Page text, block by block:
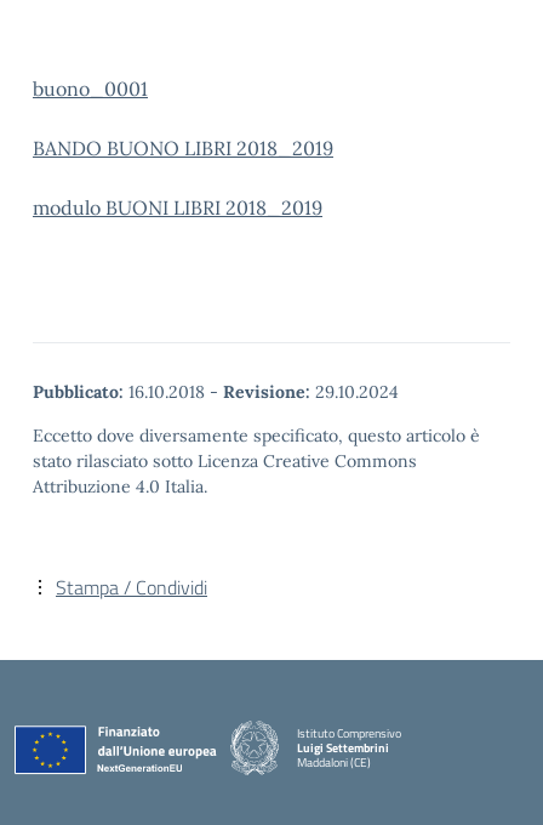
buono_0001
BANDO BUONO LIBRI 2018_2019
modulo BUONI LIBRI 2018_2019
Pubblicato: 16.10.2018 - Revisione: 29.10.2024
Eccetto dove diversamente specificato, questo articolo è
stato rilasciato sotto Licenza Creative Commons
Attribuzione 4.0 Italia.
Stampa / Condividi
Istituto Comprensivo
Luigi Settembrini
Maddaloni (CE)